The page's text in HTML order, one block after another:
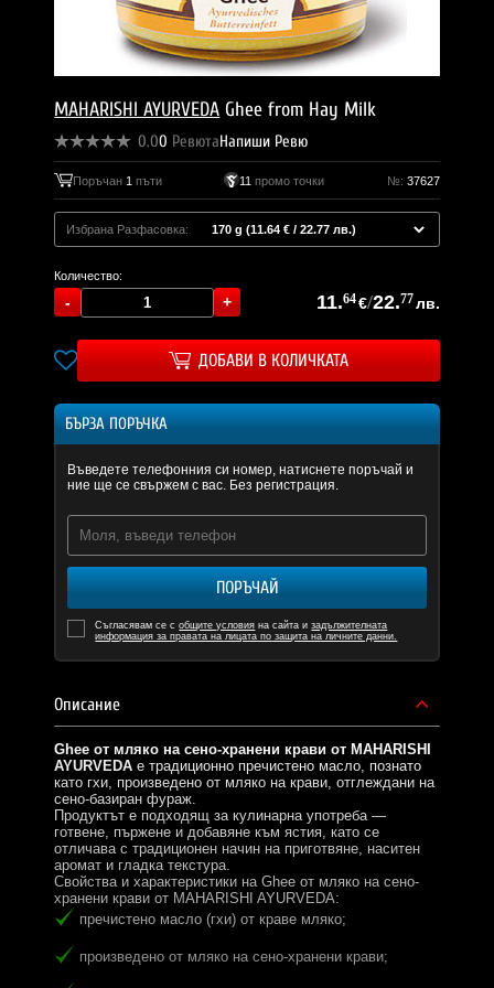
MAHARISHI AYURVEDA Ghee from Hay Milk
0.00 РевютаНапиши Ревю
Поръчан 1 пъти 11 промо точки №: 37627
Избрана Разфасовка:
Количество:
11.64€/22.77лв.
ДОБАВИ В КОЛИЧКАТА
БЪРЗА ПОРЪЧКА
Въведете телефонния си номер, натиснете поръчай и
ние ще се свържем с вас. Без регистрация.
ПОРЪЧАЙ
Съгласявам се собщите условия на сайта изадължителната
информация за правата на лицата по защита на личните данни.
Описание
Ghee от мляко на сено-хранени крави от MAHARISHI
AYURVEDA е традиционно пречистено масло, познато
като гхи, произведено от мляко на крави, отглеждани на
сено-базиран фураж.
Продуктът е подходящ за кулинарна употреба —
готвене, пържене и добавяне към ястия, като се
отличава с традиционен начин на приготвяне, наситен
аромат и гладка текстура.
Свойства и характеристики на Ghee от мляко на сено-
хранени крави от MAHARISHI AYURVEDA:
пречистено масло (гхи) от краве мляко;
произведено от мляко на сено-хранени крави;